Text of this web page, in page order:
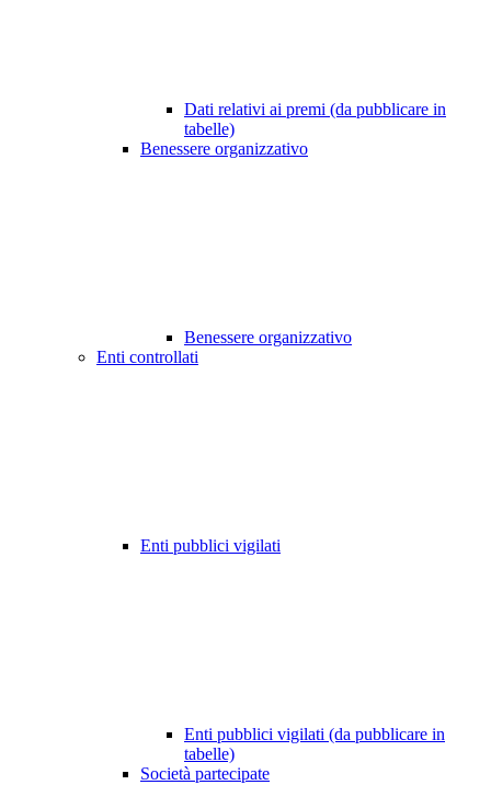
Dati relativi ai premi (da pubblicare in
tabelle)
Benessere organizzativo
Benessere organizzativo
Enti controllati
Enti pubblici vigilati
Enti pubblici vigilati (da pubblicare in
tabelle)
Società partecipate